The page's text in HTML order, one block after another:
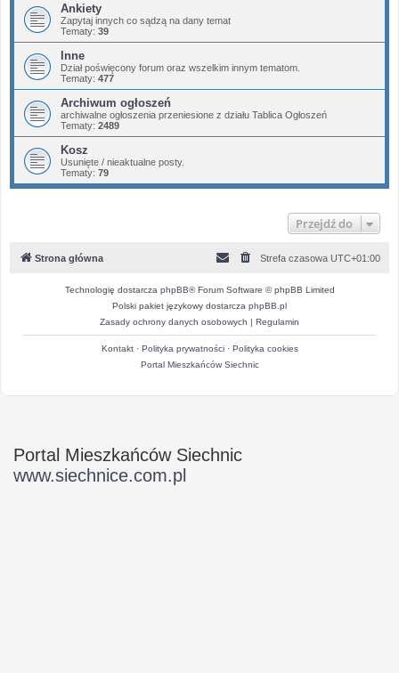
Ankiety
Zapytaj innych co sądzą na dany temat
Tematy: 39
Inne
Dział poświęcony forum oraz wszelkim innym tematom.
Tematy: 477
Archiwum ogłoszeń
archiwalne ogłoszenia przeniesione z działu Tablica Ogłoszeń
Tematy: 2489
Kosz
Usunięte / nieaktualne posty.
Tematy: 79
Przejdź do
Strona główna Strefa czasowa UTC+01:00
Technologię dostarcza phpBB® Forum Software © phpBB Limited
Polski pakiet językowy dostarcza phpBB.pl
Zasady ochrony danych osobowych | Regulamin
Kontakt· Polityka prywatności· Polityka cookies
Portal Mieszkańców Siechnic
Portal Mieszkańców Siechnic
www.siechnice.com.pl